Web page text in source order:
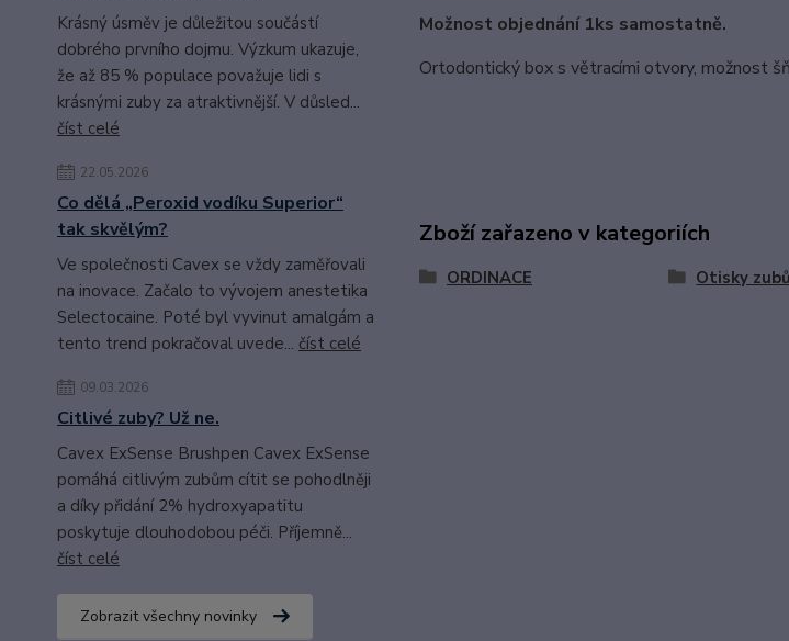
Krásný úsměv je důležitou součástí
dobrého prvního dojmu. Výzkum ukazuje,
že až 85 % populace považuje lidi s
krásnými zuby za atraktivnější. V důsled...
číst celé
22.05.2026
Co dělá „Peroxid vodíku Superior“
tak skvělým?
Ve společnosti Cavex se vždy zaměřovali
na inovace. Začalo to vývojem anestetika
Selectocaine. Poté byl vyvinut amalgám a
tento trend pokračoval uvede... číst celé
09.03.2026
Citlivé zuby? Už ne.
Cavex ExSense Brushpen Cavex ExSense
pomáhá citlivým zubům cítit se pohodlněji
a díky přidání 2% hydroxyapatitu
poskytuje dlouhodobou péči. Příjemně...
číst celé
Zobrazit všechny novinky
Možnost objednání 1ks samostatně.
Ortodontický box s větracími otvory, možnost
Zboží zařazeno v kategoriích
ORDINACE Otisky zubů